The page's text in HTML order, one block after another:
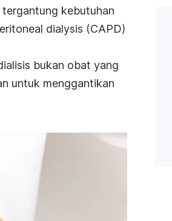
kebutuhan
dialysis (CAPD)
bukan obat yang
untuk menggantikan